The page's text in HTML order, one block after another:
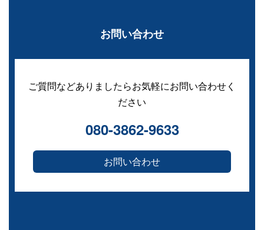
お問い合わせ
ご質問などありましたらお気軽にお問い合わせく
ださい
080-3862-9633
お問い合わせ